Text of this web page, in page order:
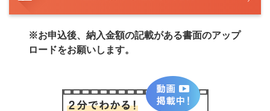
※お申込後、納入金額の記載がある書面のアップ
ロードをお願いします。